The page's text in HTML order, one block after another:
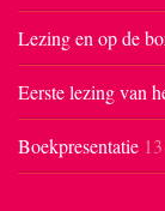
Lezing en op de
Eerste lezing van
Boekpresentatie